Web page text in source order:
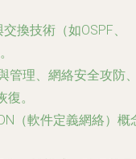
換技術（如OSPF、
管理、網絡安全攻防
。
（軟件定義網絡）概